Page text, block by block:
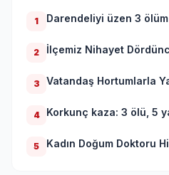
1 Darendeliyi üzen 3 ölüm
2 İlçemiz Nihayet
3 Vatandaş Hortumlarla
4 Korkunç kaza: 3 ölü, 5
5 Kadın Doğum Doktoru